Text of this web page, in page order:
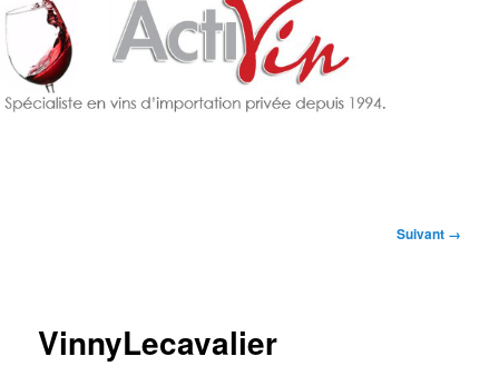
Suivant →
VinnyLecavalier